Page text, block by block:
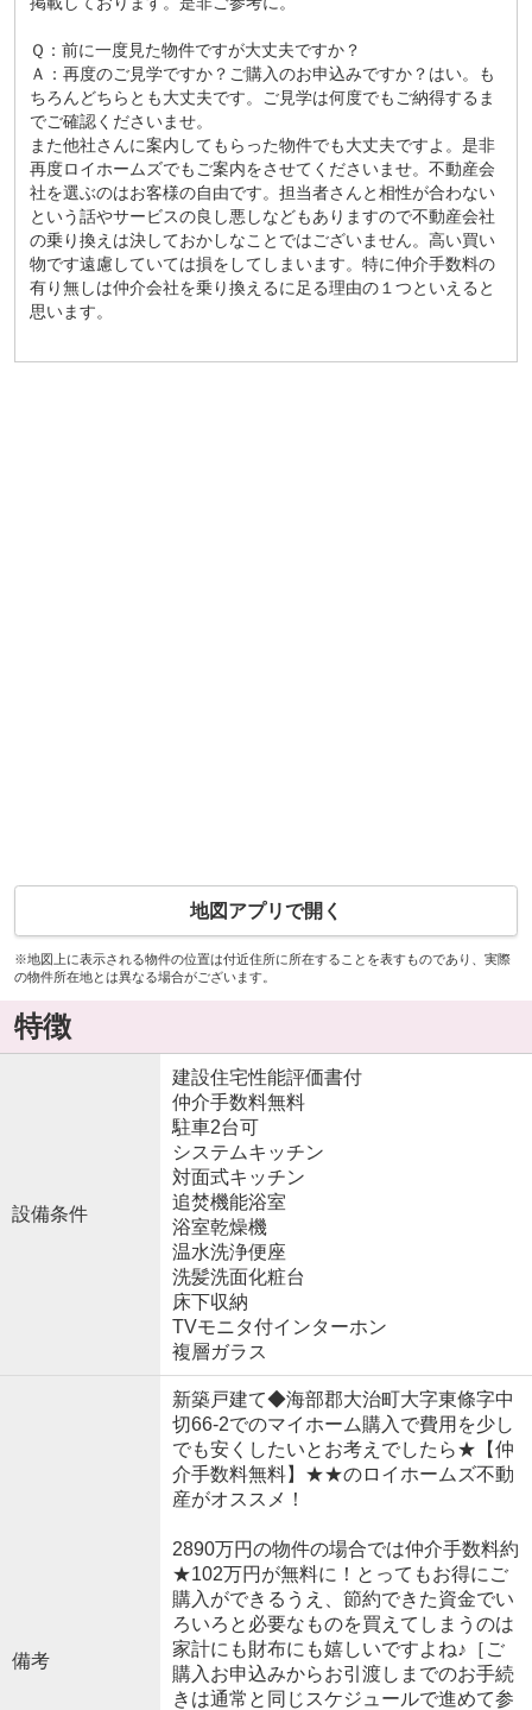
Ｑ：前に一度見た物件ですが大丈夫ですか？
Ａ：再度のご見学ですか？ご購入のお申込みですか？はい。も
ちろんどちらとも大丈夫です。ご見学は何度でもご納得するま
でご確認くださいませ。
また他社さんに案内してもらった物件でも大丈夫ですよ。是非
再度ロイホームズでもご案内をさせてくださいませ。不動産会
社を選ぶのはお客様の自由です。担当者さんと相性が合わない
という話やサービスの良し悪しなどもありますので不動産会社
の乗り換えは決しておかしなことではございません。高い買い
物です遠慮していては損をしてしまいます。特に仲介手数料の
有り無しは仲介会社を乗り換えるに足る理由の１つといえると
思います。
地図アプリで開く
※地図上に表示される物件の位置は付近住所に所在することを表すものであり、実際
の物件所在地とは異なる場合がございます。
特徴
設備条件
建設住宅性能評価書付
仲介手数料無料
駐車2台可
システムキッチン
対面式キッチン
追焚機能浴室
浴室乾燥機
温水洗浄便座
洗髪洗面化粧台
床下収納
TVモニタ付インターホン
複層ガラス
備考
新築戸建て◆海部郡大治町大字東條字中
切66-2でのマイホーム購入で費用を少し
でも安くしたいとお考えでしたら★【仲
介手数料無料】★★のロイホームズ不動
産がオススメ！
2890万円の物件の場合では仲介手数料約
★102万円が無料に！とってもお得にご
購入ができるうえ、節約できた資金でい
ろいろと必要なものを買えてしまうのは
家計にも財布にも嬉しいですよね♪［ご
購入お申込みからお引渡しまでのお手続
きは通常と同じスケジュールで進めて参